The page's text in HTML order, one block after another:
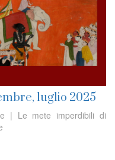
luglio 2025
| Le mete imperdibili di